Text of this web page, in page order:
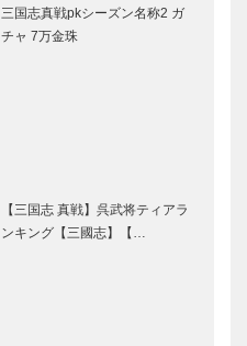
三国志真戦pkシーズン名称2 ガ
チャ 7万金珠
【三国志 真戦】呉武将ティアラ
ンキング【三國志】【…